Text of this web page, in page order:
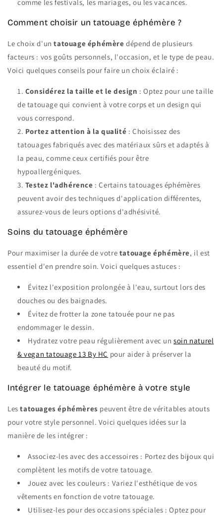
comme les festivals, les mariages, ou les vacances.
Comment choisir un tatouage éphémère ?
Le choix d'untatouage éphémère dépend de plusieurs
facteurs : vos goûts personnels, l'occasion, et le type de peau.
Voici quelques conseils pour faire un choix éclairé :
Considérez la taille et le design : Optez pour une taille
de tatouage qui convient à votre corps et un design qui
vous correspond.
Portez attention à la qualité : Choisissez des
tatouages fabriqués avec des matériaux sûrs et adaptés à
la peau, comme ceux certifiés pour être
hypoallergéniques.
Testez l'adhérence : Certains tatouages éphémères
peuvent avoir des techniques d'application différentes,
assurez-vous de leurs options d'adhésivité.
Soins du tatouage éphémère
Pour maximiser la durée de votre tatouage éphémère, il est
essentiel d'en prendre soin. Voici quelques astuces :
Évitez l'exposition prolongée à l'eau, surtout lors des
douches ou des baignades.
Évitez de frotter la zone tatouée pour ne pas
endommager le dessin.
Hydratez votre peau régulièrement avec unsoin naturel
& vegan tatouage 13 By HC pour aider à préserver la
beauté du motif.
Intégrer le tatouage éphémère à votre style
Lestatouages éphémères peuvent être de véritables atouts
pour votre style personnel. Voici quelques idées sur la
manière de les intégrer :
Associez-les avec des accessoires : Portez des bijoux qui
complètent les motifs de votre tatouage.
Jouez avec les couleurs : Variez l'esthétique de vos
vêtements en fonction de votre tatouage.
Utilisez-les pour des occasions spéciales : Optez pour